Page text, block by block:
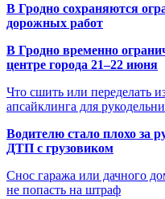
В Гродно сохраняются
дорожных работ
В Гродно временно
центре города 21–22 июня
Что сшить или переделать
апсайклинга для
Водителю стало плохо за
ДТП с грузовиком
Снос гаража или дачного
не попасть на штраф